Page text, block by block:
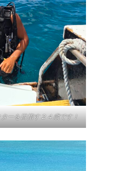
ーを目指す２４歳です！